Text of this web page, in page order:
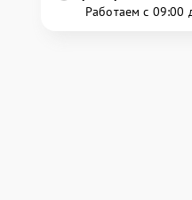
Работаем с 09:00